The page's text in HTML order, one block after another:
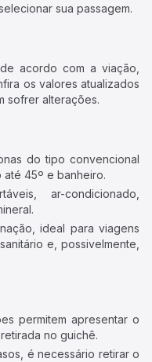
sua passagem.
acordo com a viação,
os valores atualizados
sofrer alterações.
do tipo convencional
até 45º e banheiro.
ar-condicionado,
ideal para viagens
e, possivelmente,
permitem apresentar o
no guichê.
é necessário retirar o